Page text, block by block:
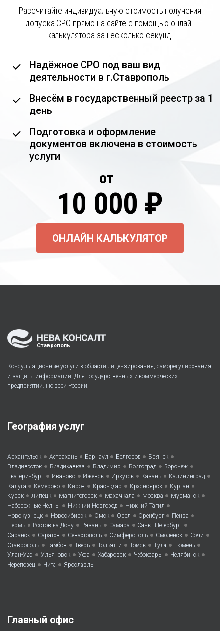
Рассчитайте индивидуальную стоимость получения
допуска СРО прямо на сайте с помощью онлайн
калькулятора за несколько секунд!
Надёжное СРО под ваш вид
деятельности в г.Ставрополь
Внесём в государственный реестр за 1
день
Подготовка и оформление
документов включена в стоимость
услуги
от
10 000 ₽
ОНЛАЙН КАЛЬКУЛЯТОР
Ставрополь
Консультационные услуги в области лицензирования, саморегулирования
и защиты информации. Для государственных и коммерческих
предприятий. По всей России.
География услуг
Архангельск • Астрахань • Барнаул • Белгород • Брянск •
Владивосток • Владикавказ • Владимир • Волгоград • Воронеж •
Екатеринбург • Иваново • Ижевск • Иркутск • Казань • Калининград •
Калуга • Кемерово • Киров • Краснодар • Красноярск • Курган •
Курск • Липецк • Магнитогорск • Махачкала • Москва • Мурманск •
Набережные Челны • Нижний Новгород • Нижний Тагил •
Новокузнецк • Новосибирск • Омск • Орел • Оренбург • Пенза •
Пермь • Ростов-на-Дону • Рязань • Самара • Санкт-Петербург •
Саранск • Саратов • Севастополь • Симферополь • Смоленск • Сочи •
Ставрополь • Тамбов • Тверь • Тольятти • Томск • Тула • Тюмень •
Улан-Удэ • Ульяновск • Уфа • Хабаровск • Чебоксары • Челябинск •
Череповец • Чита • Ярославль
Главный офис